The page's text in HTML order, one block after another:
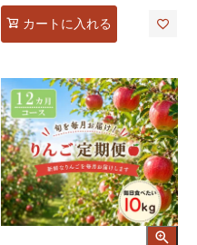
カートに入れる